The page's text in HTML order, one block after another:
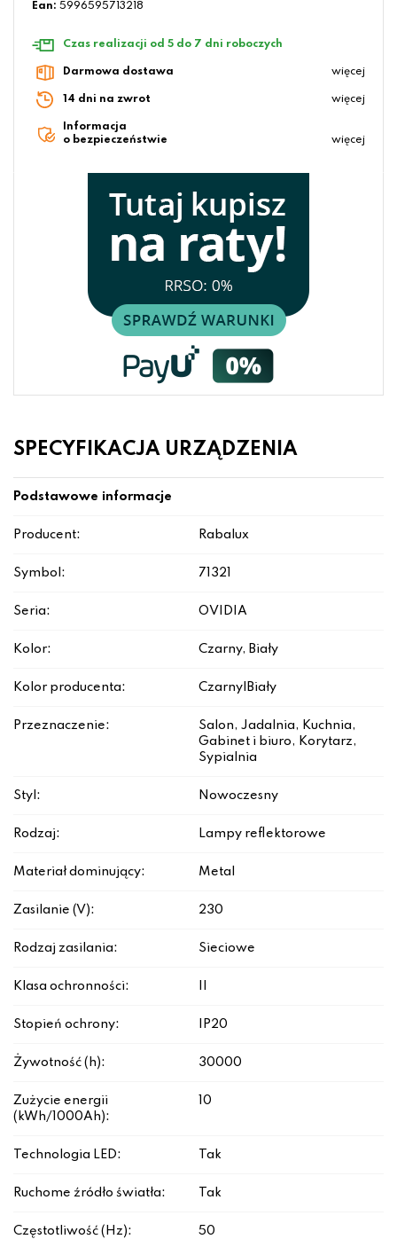
Ean: 5996595713218
Czas realizacji od 5 do 7 dni roboczych
Darmowa dostawa więcej
14 dni na zwrot więcej
Informacja
o bezpieczeństwie
więcej
SPECYFIKACJA URZĄDZENIA
Podstawowe informacje
Producent: Rabalux
Symbol: 71321
Seria: OVIDIA
Kolor: Czarny, Biały
Kolor producenta: Czarny|Biały
Przeznaczenie:
Salon, Jadalnia, Kuchnia,
Gabinet i biuro, Korytarz,
Sypialnia
Styl: Nowoczesny
Rodzaj: Lampy reflektorowe
Materiał dominujący: Metal
Zasilanie (V): 230
Rodzaj zasilania: Sieciowe
Klasa ochronności:
Stopień ochrony: IP20
Żywotność (h): 30000
Zużycie energii
(kWh/1000Ah):
10
Technologia LED: Tak
Ruchome źródło światła: Tak
Częstotliwość (Hz): 50